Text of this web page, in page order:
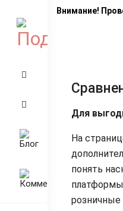
Внимание!
Для
На
понять
розничные